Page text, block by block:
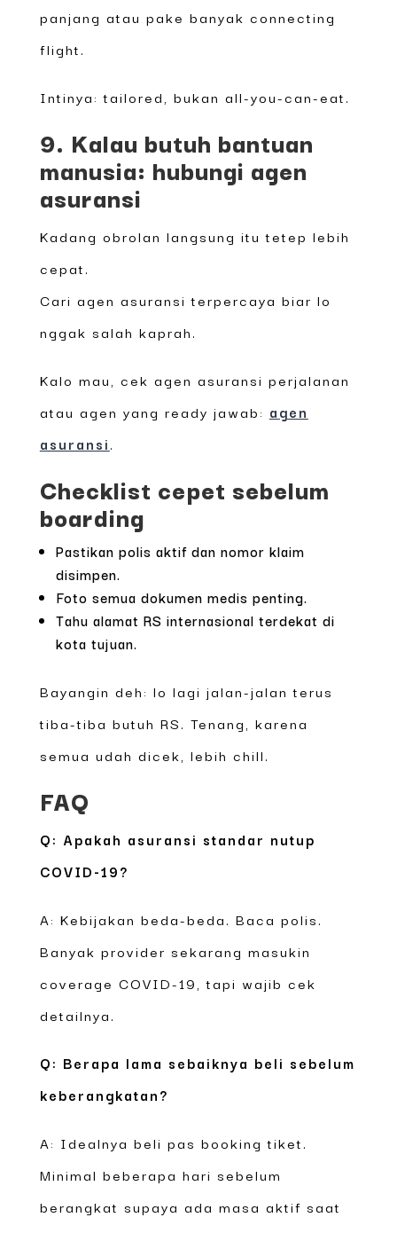
panjang atau pake banyak connecting
flight.
Intinya: tailored, bukan all-you-can-eat.
9. Kalau butuh bantuan
manusia: hubungi agen
asuransi
Kadang obrolan langsung itu tetep lebih
cepat.
Cari agen asuransi terpercaya biar lo
nggak salah kaprah.
Kalo mau, cek agen asuransi perjalanan
atau agen yang ready jawab: agen
asuransi.
Checklist cepet sebelum
boarding
Pastikan polis aktif dan nomor klaim
disimpen.
Foto semua dokumen medis penting.
Tahu alamat RS internasional terdekat di
kota tujuan.
Bayangin deh: lo lagi jalan-jalan terus
tiba-tiba butuh RS. Tenang, karena
semua udah dicek, lebih chill.
FAQ
Q: Apakah asuransi standar nutup
COVID-19?
A: Kebijakan beda-beda. Baca polis.
Banyak provider sekarang masukin
coverage COVID-19, tapi wajib cek
detailnya.
Q: Berapa lama sebaiknya beli sebelum
keberangkatan?
A: Idealnya beli pas booking tiket.
Minimal beberapa hari sebelum
berangkat supaya ada masa aktif saat